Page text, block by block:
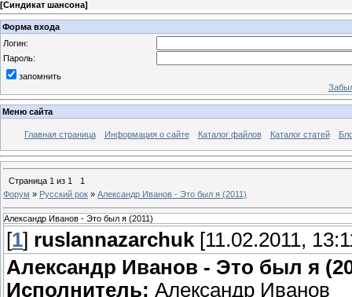
[Синдикат шансона]
Форма входа
Логин:
Пароль:
запомнить
Меню сайта
Главная страница Информация о сайте Каталог файлов Каталог статей
Страница 1 из 1
1
Форум » Русский рок » Александр Иванов - Это был я (2011)
Александр Иванов - Это был я (2011)
[1] ruslannazarchuk [11.02.2011,
Александр Иванов - Это был я
Исполнитель: Александр Иванов